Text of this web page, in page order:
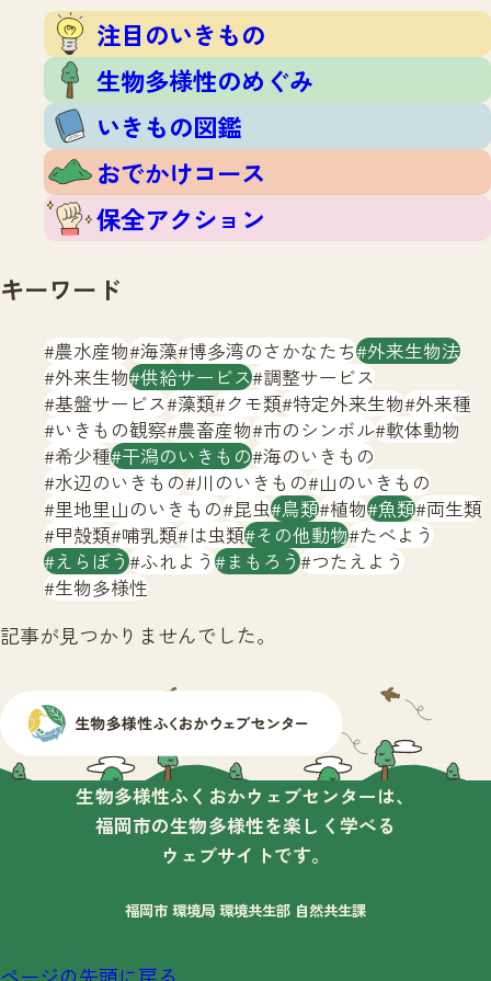
文字サイズ 小 中 大
注目のいきもの
生物多様性のめぐみ
いきもの図鑑
おでかけコース
保全アクション
いきもの調査隊
調査レポート
調査レポートTOP
調査結果
ふくおかいきものマップ
マッチング
マッチングTOP
掲載申し込みフォーム
お問合せ
生物多様性ふくおかウェブセンターとは
サイトマップ
注目のいきもの
生物多様性のめぐみ
いきもの図鑑
おでかけコース
保全アクション
キーワード
農水産物 海藻 博多湾のさかなたち 外来生物法
外来生物 供給サービス 調整サービス
基盤サービス 藻類 クモ類 特定外来生物 外来種
いきもの観察 農畜産物 市のシンボル 軟体動物
希少種 干潟のいきもの 海のいきもの
水辺のいきもの 川のいきもの 山のいきもの
里地里山のいきもの 昆虫 鳥類 植物 魚類 両生類
甲殻類 哺乳類 は虫類 その他動物 たべよう
えらぼう ふれよう まもろう つたえよう
生物多様性
記事が見つかりませんでした。
生物多様性ふくおかウェブセンターは、
福岡市の生物多様性を楽しく学べる
ウェブサイトです。
福岡市 環境局 環境共生部 自然共生課